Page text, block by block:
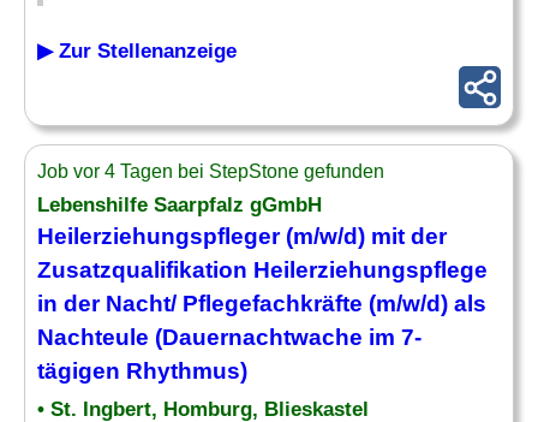
▶ Zur Stellenanzeige
Job vor 4 Tagen bei StepStone gefunden
Lebenshilfe Saarpfalz gGmbH
Heilerziehungspfleger(m/w/d) mit der
Zusatzqualifikation Heilerziehungspflege
in der Nacht/ Pflegefachkräfte (m/w/d) als
Nachteule (Dauernachtwache im 7-
tägigen Rhythmus)
• St. Ingbert, Homburg, Blieskastel